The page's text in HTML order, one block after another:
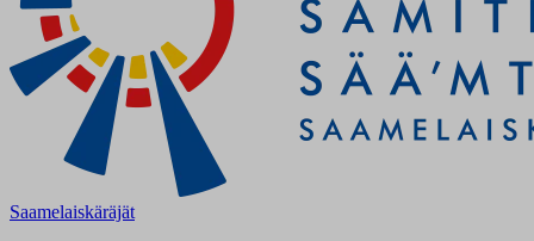
Saamelaiskäräjät